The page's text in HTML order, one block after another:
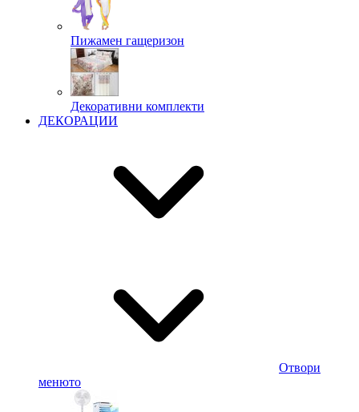
Пижамен гащеризон
Декоративни комплекти
ДЕКОРАЦИИ
Отвори
менюто